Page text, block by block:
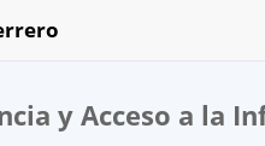
y Acceso a la